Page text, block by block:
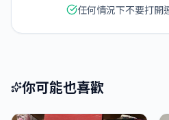
任何情況下不要打開
你可能也喜歡